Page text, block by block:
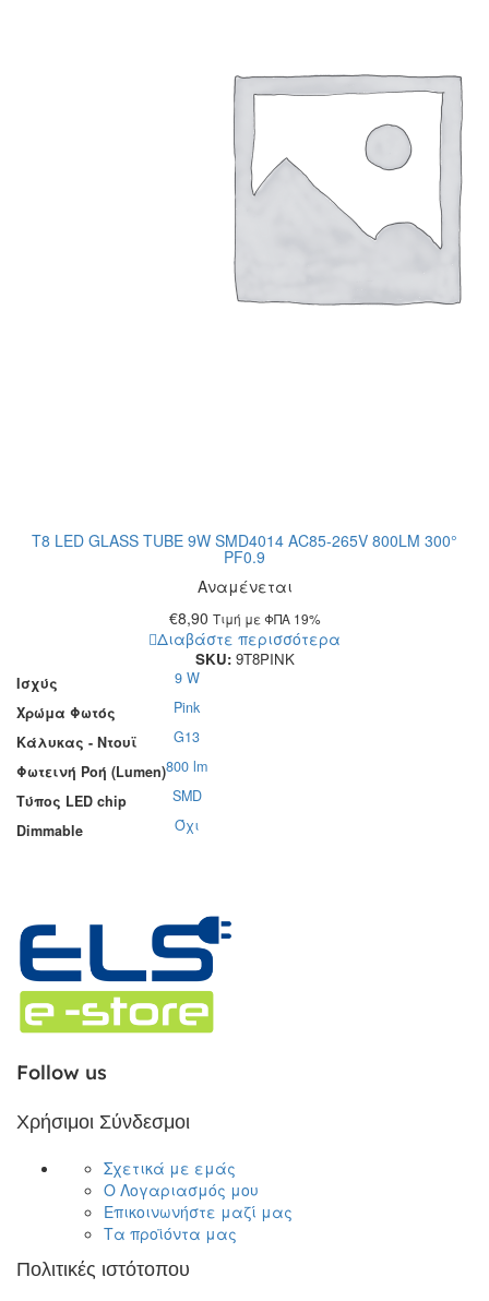
T8 LED GLASS TUBE 9W SMD4014 AC85-265V 800LM 300°
PF0.9
Αναμένεται
€8,90 Τιμή με ΦΠΑ 19%
Διαβάστε περισσότερα
SKU: 9T8PINK
Ισχύς
9 W
Χρώμα Φωτός
Pink
Κάλυκας - Ντουϊ
G13
Φωτεινή Ροή (Lumen)800 lm
Τύπος LED chip
SMD
Dimmable
Όχι
Follow us
Χρήσιμοι Σύνδεσμοι
Σχετικά με εμάς
Ο Λογαριασμός μου
Επικοινωνήστε μαζί μας
Τα προϊόντα μας
Πολιτικές ιστότοπου